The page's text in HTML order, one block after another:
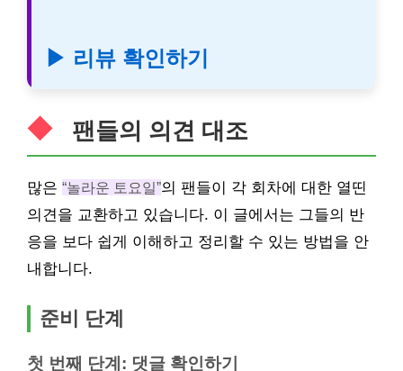
▶ 리뷰 확인하기
팬들의 의견 대조
많은 “놀라운 토요일”의 팬들이 각 회차에 대한 열띤
의견을 교환하고 있습니다. 이 글에서는 그들의 반
응을 보다 쉽게 이해하고 정리할 수 있는 방법을 안
내합니다.
준비 단계
첫 번째 단계: 댓글 확인하기